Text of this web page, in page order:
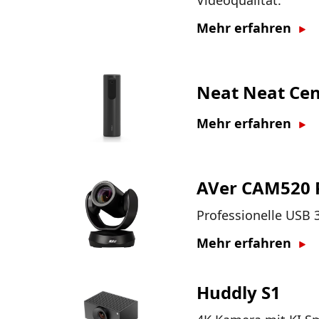
Mehr erfahren
Neat Neat
Mehr erfahren
AVer CAM520
Professionelle USB
Mehr erfahren
Huddly S1